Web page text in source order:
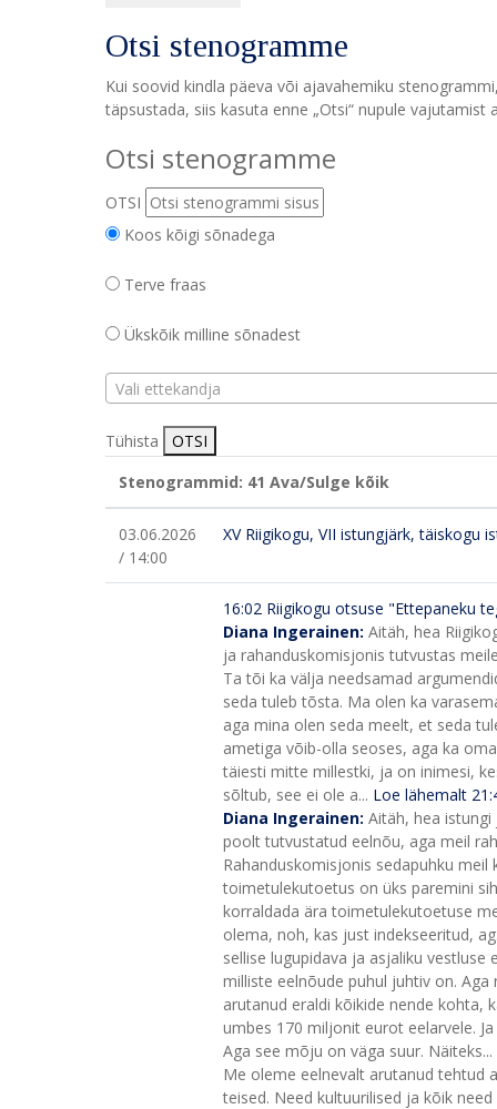
Otsi stenogramme
Kui soovid kindla päeva või ajavahemiku
täpsustada, siis kasuta enne „Otsi“ nupule
Otsi stenogramme
OTSI
Koos kõigi sõnadega
Terve fraas
Ükskõik milline sõnadest
Vali ettekandja
Tühista
OTSI
Stenogrammid: 41 Ava/Sulge kõik
03.06.2026
/ 14:00
XV Riigikogu, VII istungjärk, täiskogu
16:02 Riigikogu otsuse "Ettepaneku
Diana Ingerainen: Aitäh, hea
ja rahanduskomisjonis tutvustas
Ta tõi ka välja needsamad
seda tuleb tõsta. Ma olen ka
aga mina olen seda meelt, et seda
ametiga võib-olla seoses, aga ka
täiesti mitte millestki, ja on inimesi,
sõltub, see ei ole a... Loe lähemalt
Diana Ingerainen: Aitäh, hea
poolt tutvustatud eelnõu, aga meil
Rahanduskomisjonis sedapuhku
toimetulekutoetus on üks paremini
korraldada ära toimetulekutoetuse
olema, noh, kas just indekseeritud,
sellise lugupidava ja asjaliku
milliste eelnõude puhul juhtiv on. Aga
arutanud eraldi kõikide nende kohta,
umbes 170 miljonit eurot eelarvele.
Aga see mõju on väga suur. Näiteks...
Me oleme eelnevalt arutanud tehtud
teised. Need kultuurilised ja kõik